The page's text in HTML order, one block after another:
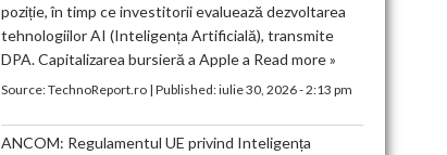
poziție, în timp ce investitorii evaluează dezvoltarea
tehnologiilor AI (Inteligența Artificială), transmite
DPA. Capitalizarea bursieră a Apple a Read more »
Source:TechnoReport.ro| Published:iulie 30, 2026 - 2:13 pm
ANCOM: Regulamentul UE privind Inteligența